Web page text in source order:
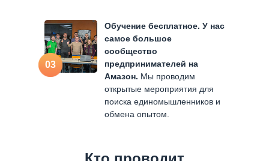
Обучение бесплатное. У нас
самое большое
сообщество
предпринимателей на
Амазон. Мы проводим
открытые мероприятия для
поиска единомышленников и
обмена опытом.
03